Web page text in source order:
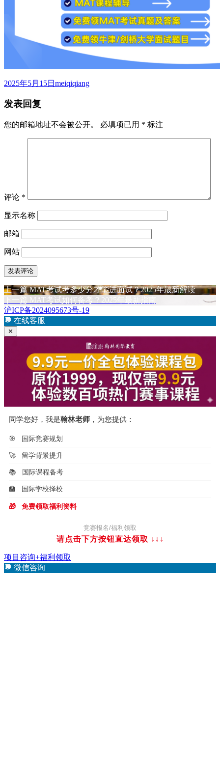
发
于
2025年5月15日 作
meiqiqiang
发表回复
您的邮箱地址不会被公开。 必填项已用 * 标注
评论 *
显示名称
邮箱
网站
文
章
导
航
上一篇上
篇
文
章：
MAT考试考多少分才能进面试？2025年最新解读
下一篇 下
篇
文
MAT考试如何备考？2025年最新指南
沪ICP备2024095673号-19
💬 在线客服
✕
同学您好，我是翰林老师 ，为您提供：
🎯 国际竞赛规划
🚀 留学背景提升
📚 国际课程备考
🏫 国际学校择校
🎁 免费领取福利资料
竞赛报名/福利领取
请点击下方按钮直达领取 ↓↓↓
项目咨询+福利领取
💬 微信咨询